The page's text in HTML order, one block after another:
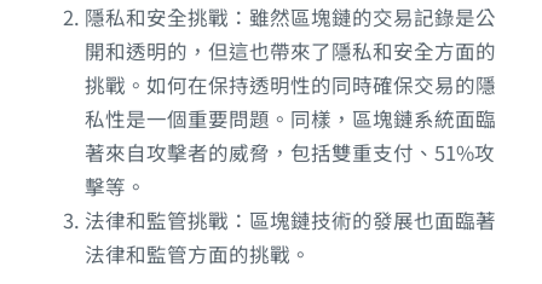
隱私和安全挑戰：雖然區塊鏈的交易記錄是公
開和透明的，但這也帶來了隱私和安全方面的
挑戰。如何在保持透明性的同時確保交易的隱
私性是一個重要問題。同樣，區塊鏈系統面臨
著來自攻擊者的威脅，包括雙重支付、51%攻
擊等。
法律和監管挑戰：區塊鏈技術的發展也面臨著
法律和監管方面的挑戰。